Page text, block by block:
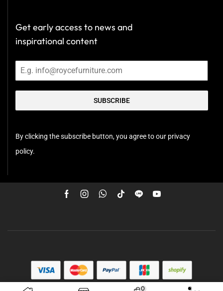
0
Get early access to news and
inspirational content
SUBSCRIBE
By clicking the subscribe button, you agree to our privacy
policy.